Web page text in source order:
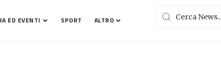
ED EVENTI SPORT ALTRO